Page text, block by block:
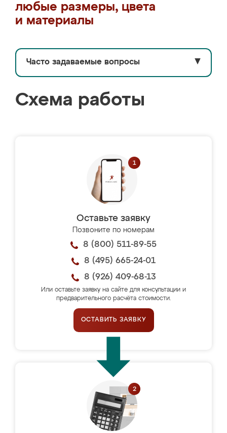
любые размеры, цвета
и материалы
Часто задаваемые вопросы ▼
Схема работы
Оставьте заявку
Позвоните по номерам
8 (800) 511-89-55
8 (495) 665-24-01
8 (926) 409-68-13
Или оставьте заявку на сайте для консультации и
предварительного расчёта стоимости.
ОСТАВИТЬ ЗАЯВКУ